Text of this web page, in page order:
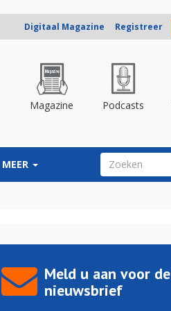
Digitaal Magazine Registreer
Magazine Podcasts
MEER ZOEKVELD
Meld u aan voor de
nieuwsbrief